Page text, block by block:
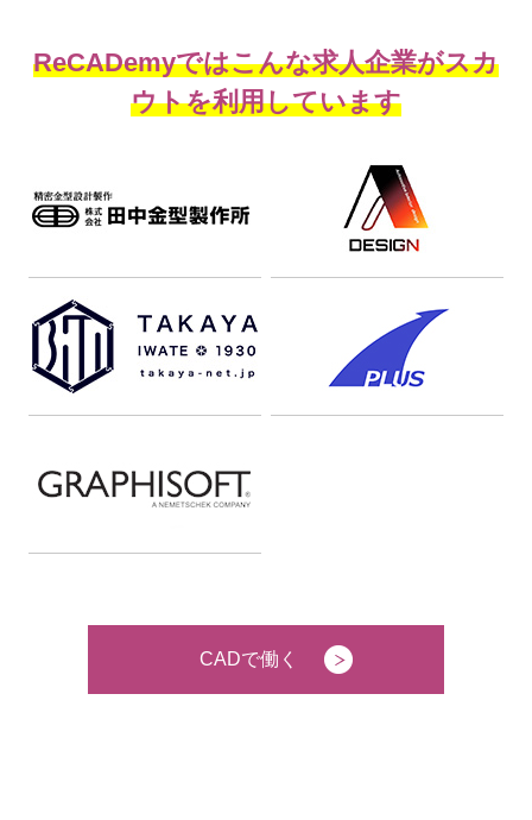
ReCADemyではこんな求人企業がスカ
ウトを利用しています
CADで働く